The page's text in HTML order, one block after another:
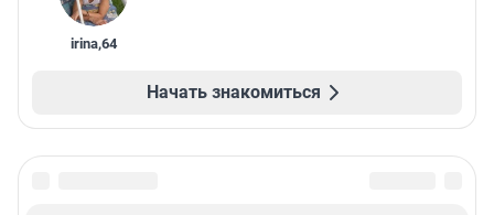
irina,64
Начать знакомиться